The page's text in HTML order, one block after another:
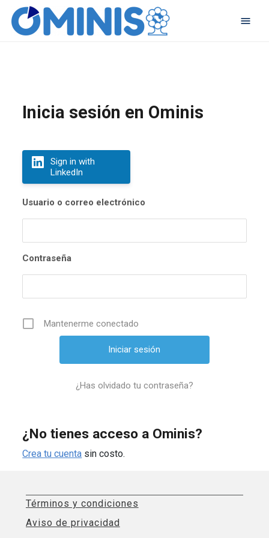
Inicia sesión en Ominis
Sign in with
LinkedIn
Usuario o correo electrónico
Contraseña
Mantenerme conectado
¿Has olvidado tu contraseña?
¿No tienes acceso a Ominis?
Crea tu cuenta sin costo.
Términos y condiciones
Aviso de privacidad